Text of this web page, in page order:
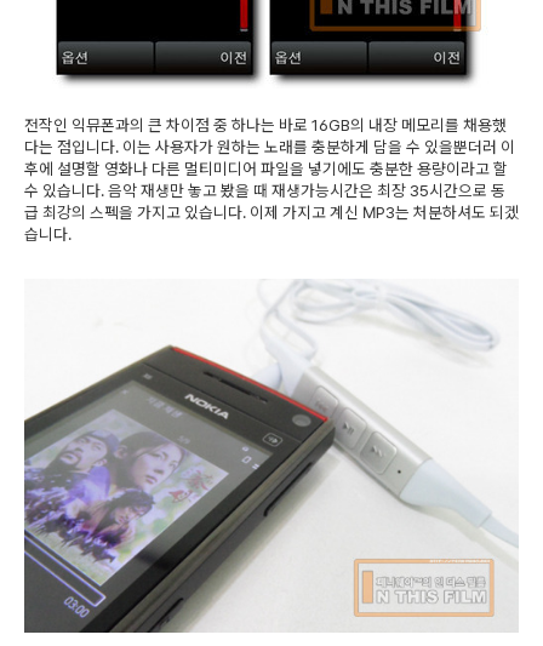
전작인 익뮤폰과의 큰 차이점 중 하나는 바로 16GB의 내장 메모리를 채용했
다는 점입니다. 이는 사용자가 원하는 노래를 충분하게 담을 수 있을뿐더러 이
후에 설명할 영화나 다른 멀티미디어 파일을 넣기에도 충분한 용량이라고 할
수 있습니다. 음악 재생만 놓고 봤을 때 재생가능시간은 최장 35시간으로 동
급 최강의 스펙을 가지고 있습니다. 이제 가지고 계신 MP3는 처분하셔도 되겠
습니다.